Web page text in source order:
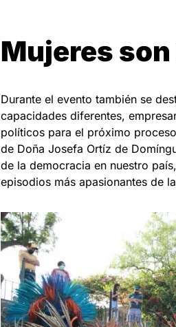
Mujeres
Durante el evento también se
capacidades diferentes,
políticos para el próximo
de Doña Josefa Ortíz de
de la democracia en nuestro
episodios más apasionantes de